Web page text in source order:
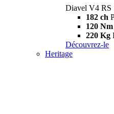
Diavel V4 RS
182 ch
120 Nm
220 Kg
Découvrez-le
Heritage